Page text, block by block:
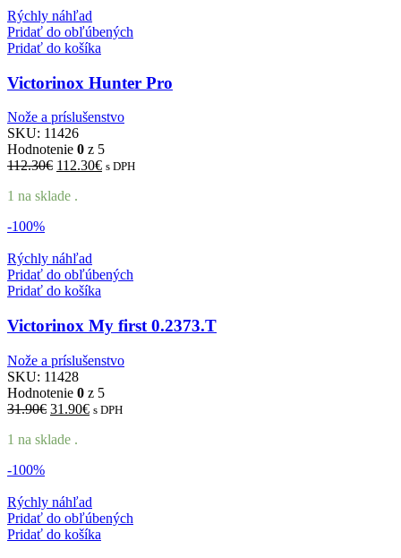
Rýchly náhľad
Pridať do obľúbených
Pridať do košíka
Victorinox Hunter Pro
Nože a príslušenstvo
SKU: 11426
Hodnotenie 0 z 5
112.30€ Pôvodná
bola:
112.30€Aktuálna
s DPH
1 na sklade .
-100%
Rýchly náhľad
Pridať do obľúbených
Pridať do košíka
Victorinox My first 0.2373.T
Nože a príslušenstvo
SKU: 11428
Hodnotenie 0 z 5
31.90€ Pôvodná
bola:
31.90€Aktuálna
s DPH
1 na sklade .
-100%
Rýchly náhľad
Pridať do obľúbených
Pridať do košíka